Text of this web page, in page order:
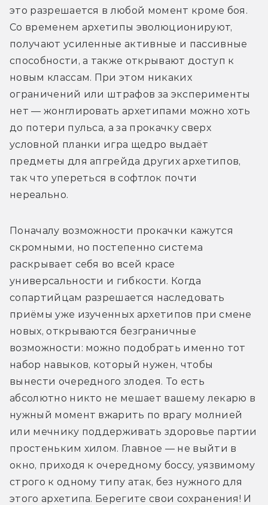
это разрешается в любой момент кроме боя.
Со временем архетипы эволюционируют,
получают усиленные активные и пассивные
способности, а также открывают доступ к
новым классам. При этом никаких
ограничений или штрафов за эксперименты
нет — жонглировать архетипами можно хоть
до потери пульса, а за прокачку сверх
условной планки игра щедро выдаёт
предметы для апгрейда других архетипов,
так что упереться в софтлок почти
нереально.
Поначалу возможности прокачки кажутся
скромными, но постепенно система
раскрывает себя во всей красе
универсальности и гибкости. Когда
сопартийцам разрешается наследовать
приёмы уже изученных архетипов при смене
новых, открываются безграничные
возможности: можно подобрать именно тот
набор навыков, который нужен, чтобы
вынести очередного злодея. То есть
абсолютно никто не мешает вашему лекарю в
нужный момент вжарить по врагу молнией
или мечнику поддерживать здоровье партии
простеньким хилом. Главное — не выйти в
окно, приходя к очередному боссу, уязвимому
строго к одному типу атак, без нужного для
этого архетипа. Берегите свои сохранения! И